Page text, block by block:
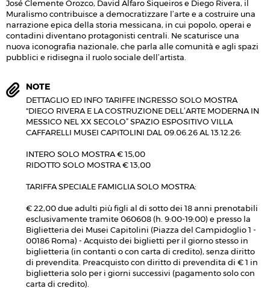
José Clemente Orozco, David Alfaro Siqueiros e Diego Rivera, il
Muralismo contribuisce a democratizzare l’arte e a costruire una
narrazione epica della storia messicana, in cui popolo, operai e
contadini diventano protagonisti centrali. Ne scaturisce una
nuova iconografia nazionale, che parla alle comunità e agli spazi
pubblici e ridisegna il ruolo sociale dell’artista.
NOTE
DETTAGLIO ED INFO TARIFFE INGRESSO SOLO MOSTRA
"DIEGO RIVERA E LA COSTRUZIONE DELL’ARTE MODERNA IN
MESSICO NEL XX SECOLO” SPAZIO ESPOSITIVO VILLA
CAFFARELLI MUSEI CAPITOLINI DAL 09.06.26 AL 13.12.26:
INTERO SOLO MOSTRA € 15,00
RIDOTTO SOLO MOSTRA € 13,00
TARIFFA SPECIALE FAMIGLIA SOLO MOSTRA:
€ 22,00 due adulti più figli al di sotto dei 18 anni prenotabili
esclusivamente tramite 060608 (h. 9:00-19:00) e presso la
Biglietteria dei Musei Capitolini (Piazza del Campidoglio 1 -
00186 Roma) - Acquisto dei biglietti per il giorno stesso in
biglietteria (in contanti o con carta di credito), senza diritto
di prevendita. Preacquisto con diritto di prevendita di € 1 in
biglietteria solo per i giorni successivi (pagamento solo con
carta di credito).